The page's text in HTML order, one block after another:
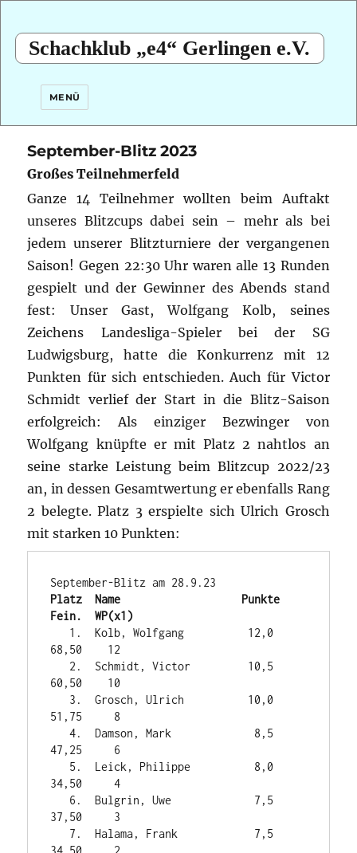
Schachklub „e4“ Gerlingen e.V.
MENÜ
September-Blitz 2023
Großes Teilnehmerfeld
Ganze 14 Teilnehmer wollten beim Auftakt
unseres Blitzcups dabei sein – mehr als bei
jedem unserer Blitzturniere der vergangenen
Saison!Gegen 22:30 Uhr waren alle 13 Runden
gespielt und der Gewinner des Abends stand
fest: Unser Gast, Wolfgang Kolb, seines
Zeichens Landesliga-Spieler bei der SG
Ludwigsburg, hatte die Konkurrenz mit 12
Punkten für sich entschieden. Auch für Victor
Schmidt verlief der Start in die Blitz-Saison
erfolgreich: Als einziger Bezwinger von
Wolfgang knüpfte er mit Platz 2 nahtlos an
seine starke Leistung beim Blitzcup 2022/23
an, in dessen Gesamtwertung er ebenfalls Rang
2 belegte. Platz 3 erspielte sich Ulrich Grosch
mit starken 10 Punkten:
Platz  Name                   Punkte
Fein.  WP(x1)
68,50    12
60,50    10
51,75     8
   4.  Damson, Mark             8,5
47,25     6
34,50     4
37,50     3